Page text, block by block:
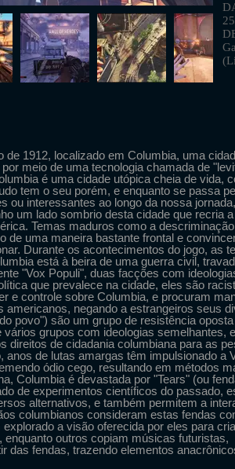
de 1912, localizado em Columbia, uma
meio de uma tecnologia chamada de
é uma cidade utópica cheia de vida,
tem o seu porém, e enquanto se passa
ou interessantes ao longo da nossa jornada,
um lado sombrio desta cidade que recria a
Temas maduros como a
de uma maneira bastante frontal e
Durante os acontecimentos do jogo, as
está à beira de uma guerra civil,
"Vox Populi", duas facções com
que prevalece na cidade, eles são
e controle sobre Columbia, e procuram
americanos, negando a estrangeiros seus
povo") são um grupo de resistência
grupos com ideologias semelhantes,
direitos de cidadania columbiana para as
de lutas amargas têm impulsionado a
ódio cego, resultando em métodos
Columbia é devastada por "Tears" (ou
de experimentos científicos do passado,
alternativos, e também permitem a
columbianos consideram estas fendas
a visão oferecida por eles para
outros copiam músicas futuristas,
das fendas, trazendo elementos